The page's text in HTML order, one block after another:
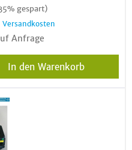
gespart)
Versandkosten
Anfrage
In den Warenkorb